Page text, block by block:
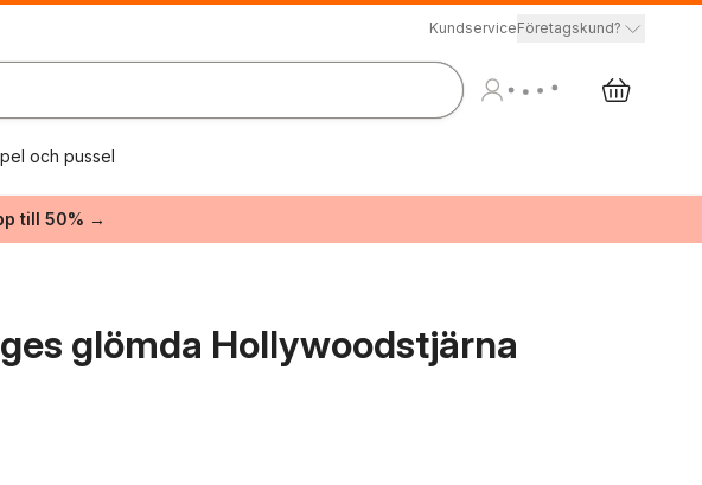
KundserviceFöretagskund?
och pussel
till 50% →
glömda Hollywoodstjärna